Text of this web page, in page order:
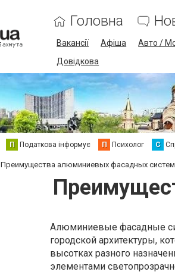
Головна
Вакансії Афіша Авто /
Довідкова
П Податкова інформує П Психолог С
Преимущества алюминиевых фасадных систем
Алюминиевые фасадные
городской архитектуры,
высотках разного
элементами